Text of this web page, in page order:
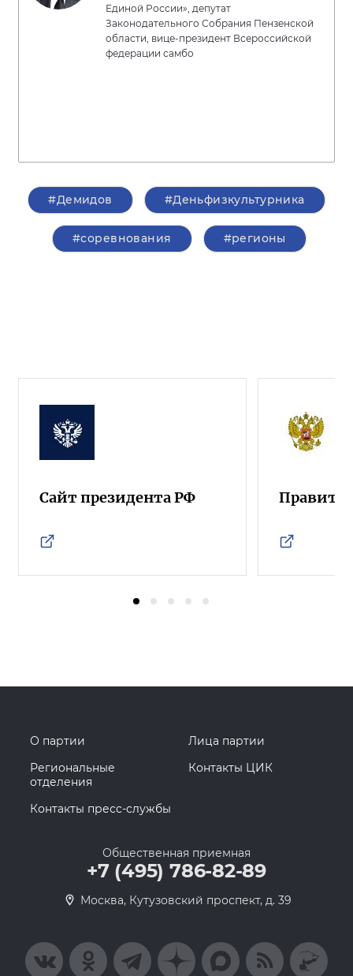
Единой России», депутат
Законодательного Собрания Пензенской
области, вице-президент Всероссийской
федерации самбо
#Демидов #Деньфизкультурника
#соревнования #регионы
Сайт президента РФ
О партии
Лица партии
Региональные
отделения
Контакты ЦИК
Контакты пресс-службы
Общественная приемная
+7 (495) 786-82-89
Москва, Кутузовский проспект, д. 39